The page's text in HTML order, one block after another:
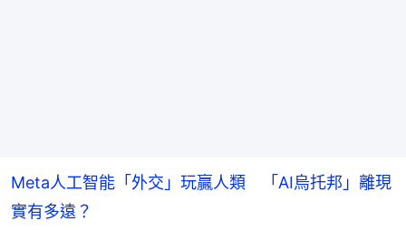
Meta人工智能「外交」玩贏人類 「AI烏托邦」離現
實有多遠？